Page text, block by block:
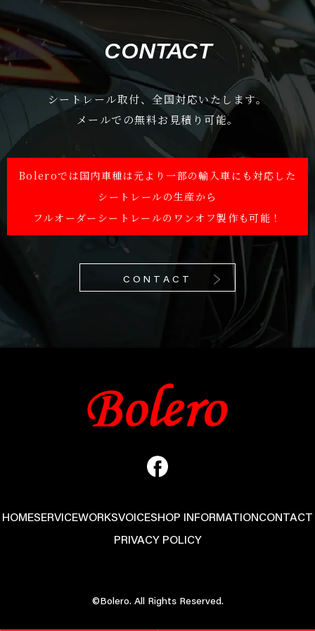
CONTACT
シートレール取付、全国対応いたします。
メールでの無料お見積り可能。
Boleroでは国内車種は元より一部の輸入車にも対応した
シートレールの生産から
フルオーダーシートレールのワンオフ製作も可能！
CONTACT
HOMESERVICEWORKSVOICESHOP INFORMATIONCONTACT
PRIVACY POLICY
©Bolero. All Rights Reserved.